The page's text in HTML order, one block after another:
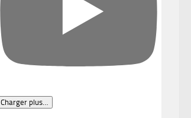
Charger plus…